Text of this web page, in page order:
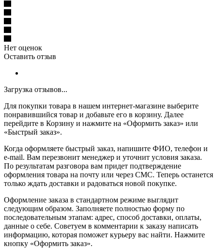
Нет оценок
Оставить отзыв
Загрузка отзывов...
Для покупки товара в нашем интернет-магазине выберите
понравившийся товар и добавьте его в корзину. Далее
перейдите в Корзину и нажмите на «Оформить заказ» или
«Быстрый заказ».
Когда оформляете быстрый заказ, напишите ФИО, телефон и
e-mail. Вам перезвонит менеджер и уточнит условия заказа.
По результатам разговора вам придет подтверждение
оформления товара на почту или через СМС. Теперь останется
только ждать доставки и радоваться новой покупке.
Оформление заказа в стандартном режиме выглядит
следующим образом. Заполняете полностью форму по
последовательным этапам: адрес, способ доставки, оплаты,
данные о себе. Советуем в комментарии к заказу написать
информацию, которая поможет курьеру вас найти. Нажмите
кнопку «Оформить заказ».